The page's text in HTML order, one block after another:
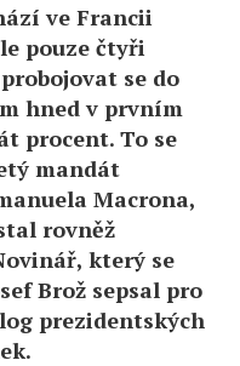
ve Francii
pouze čtyři
se do
hned v prvním
procent. To se
mandát
Macrona,
rovněž
který se
Brož sepsal pro
prezidentských